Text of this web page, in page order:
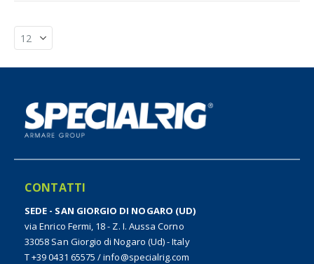
CONTATTI
SEDE - SAN GIORGIO DI NOGARO (UD)
via Enrico Fermi, 18 - Z. I. Aussa Corno
33058 San Giorgio di Nogaro (Ud) - Italy
T +39 0431 65575 /info@specialrig.com